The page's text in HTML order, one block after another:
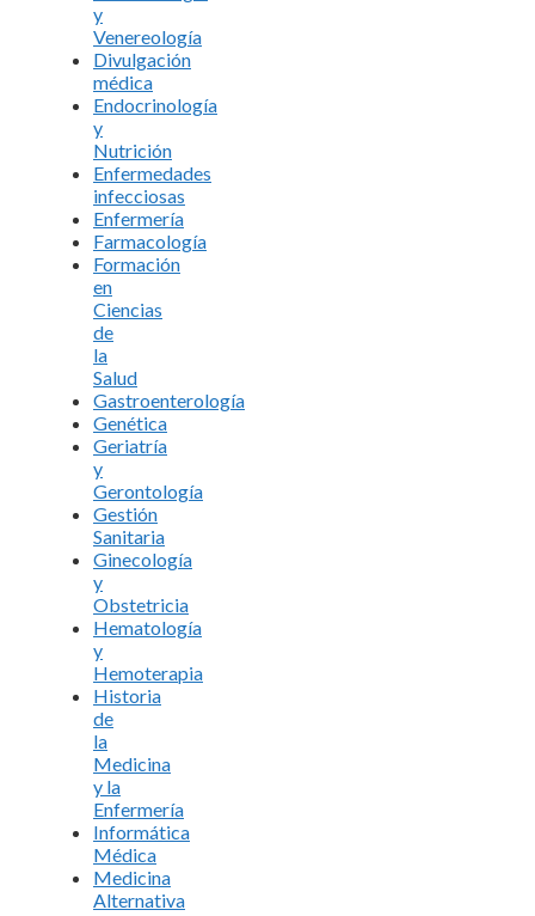
y
Venereología
Divulgación
médica
Endocrinología
y
Nutrición
Enfermedades
infecciosas
Enfermería
Farmacología
Formación
en
Ciencias
de
la
Salud
Gastroenterología
Genética
Geriatría
y
Gerontología
Gestión
Sanitaria
Ginecología
y
Obstetricia
Hematología
y
Hemoterapia
Historia
de
la
Medicina
y la
Enfermería
Informática
Médica
Medicina
Alternativa